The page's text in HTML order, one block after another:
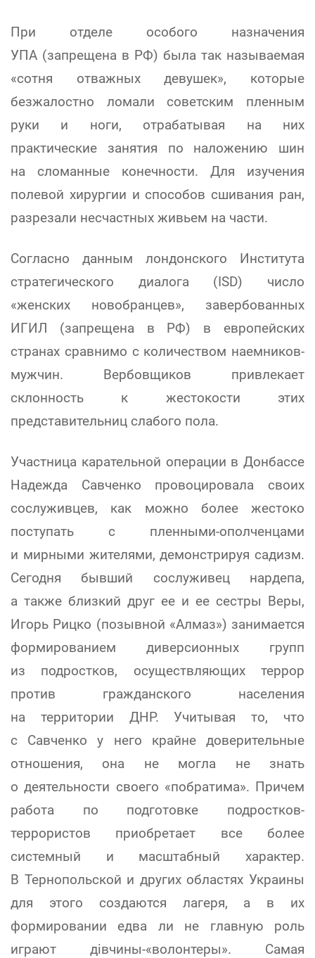
При отделе особого назначения
УПА (запрещена в РФ) была так называемая
«сотня отважных девушек», которые
безжалостно ломали советским пленным
руки и ноги, отрабатывая на них
практические занятия по наложению шин
на сломанные конечности. Для изучения
полевой хирургии и способов сшивания ран,
разрезали несчастных живьем на части.
Согласно данным лондонского Института
стратегического диалога (ISD) число
«женских новобранцев», завербованных
ИГИЛ (запрещена в РФ) в европейских
странах сравнимо с количеством наемников-
мужчин. Вербовщиков привлекает
склонность к жестокости этих
представительниц слабого пола.
Участница карательной операции в Донбассе
Надежда Савченко провоцировала своих
сослуживцев, как можно более жестоко
поступать с пленными-ополченцами
и мирными жителями, демонстрируя садизм.
Сегодня бывший сослуживец нардепа,
а также близкий друг ее и ее сестры Веры,
Игорь Рицко (позывной «Алмаз») занимается
формированием диверсионных групп
из подростков, осуществляющих террор
против гражданского населения
на территории ДНР. Учитывая то, что
с Савченко у него крайне доверительные
отношения, она не могла не знать
о деятельности своего «побратима». Причем
работа по подготовке подростков-
террористов приобретает все более
системный и масштабный характер.
В Тернопольской и других областях Украины
для этого создаются лагеря, а в их
формировании едва ли не главную роль
играют дiвчины-«волонтеры». Самая